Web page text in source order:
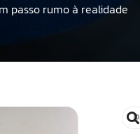
passo rumo à realidade